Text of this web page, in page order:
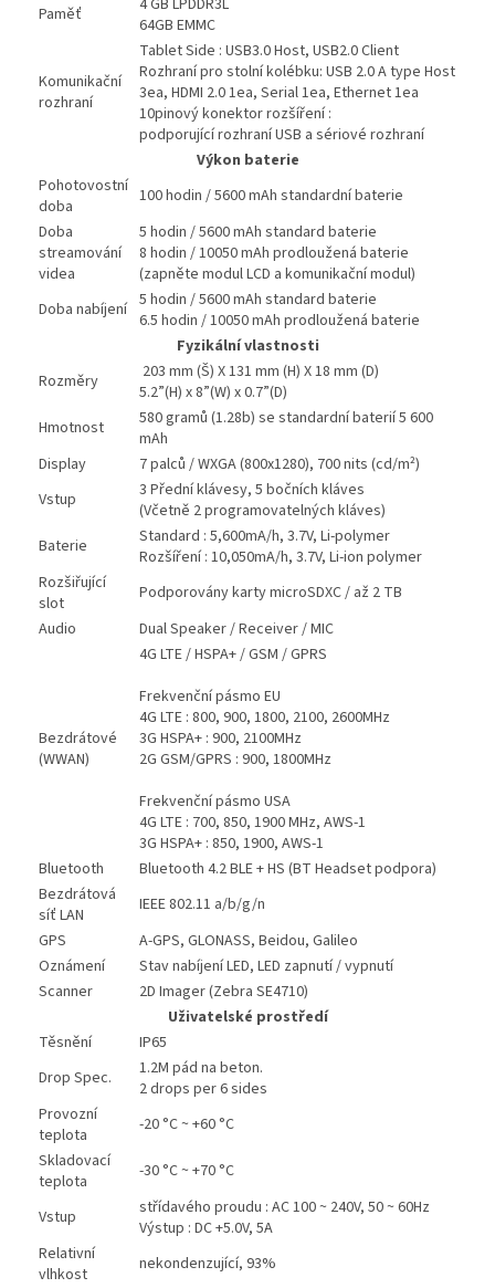
Paměť
4 GB LPDDR3L
64GB EMMC
Komunikační
rozhraní
Tablet Side : USB3.0 Host, USB2.0 Client
Rozhraní pro stolní kolébku: USB 2.0 A type Host
3ea, HDMI 2.0 1ea, Serial 1ea, Ethernet 1ea
10pinový konektor rozšíření :
podporující rozhraní USB a sériové rozhraní
Výkon baterie
Pohotovostní
doba
100 hodin / 5600 mAh standardní baterie
Doba
streamování
videa
5 hodin / 5600 mAh standard baterie
8 hodin / 10050 mAh prodloužená baterie
(zapněte modul LCD a komunikační modul)
Doba nabíjení 5 hodin / 5600 mAh standard baterie
6.5 hodin / 10050 mAh prodloužená baterie
Fyzikální vlastnosti
Rozměry
203 mm (Š) X 131 mm (H) X 18 mm (D)
5.2”(H) x 8”(W) x 0.7”(D)
Hmotnost
580 gramů (1.28b) se standardní baterií 5 600
mAh
Display
7 palců / WXGA (800x1280), 700 nits (cd/m²)
Vstup
3 Přední klávesy, 5 bočních kláves
(Včetně 2 programovatelných kláves)
Baterie
Standard : 5,600mA/h, 3.7V, Li-polymer
Rozšíření : 10,050mA/h, 3.7V, Li-ion polymer
Rozšiřující
slot
Podporovány karty microSDXC / až 2 TB
Audio
Dual Speaker / Receiver / MIC
Bezdrátové
(WWAN)
4G LTE / HSPA+ / GSM / GPRS
Frekvenční pásmo EU
4G LTE : 800, 900, 1800, 2100, 2600MHz
3G HSPA+ : 900, 2100MHz
2G GSM/GPRS : 900, 1800MHz
Frekvenční pásmo USA
4G LTE : 700, 850, 1900 MHz, AWS-1
3G HSPA+ : 850, 1900, AWS-1
Bluetooth
Bluetooth 4.2 BLE + HS (BT Headset podpora)
Bezdrátová
síť LAN
IEEE 802.11 a/b/g/n
GPS
A-GPS, GLONASS, Beidou, Galileo
Oznámení
Stav nabíjení LED, LED zapnutí / vypnutí
Scanner
2D Imager (Zebra SE4710)
Uživatelské prostředí
Těsnění
IP65
Drop Spec.
1.2M pád na beton.
2 drops per 6 sides
Provozní
teplota
-20 °C ~ +60 °C
Skladovací
teplota
-30 °C ~ +70 °C
Vstup
střídavého proudu : AC 100 ~ 240V, 50 ~ 60Hz
Výstup : DC +5.0V, 5A
Relativní
vlhkost
nekondenzující, 93%